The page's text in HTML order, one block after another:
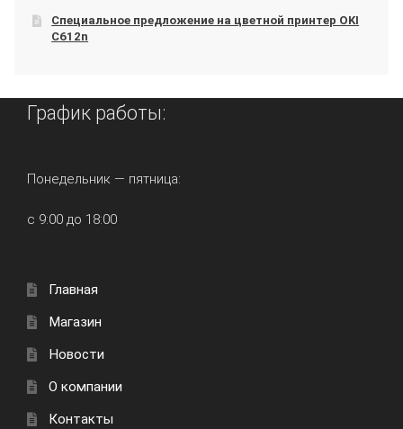
Специальное предложение на цветной принтер OKI
C612n
График работы:
Понедельник — пятница:
с 9:00 до 18:00
Главная
Магазин
Новости
О компании
Контакты